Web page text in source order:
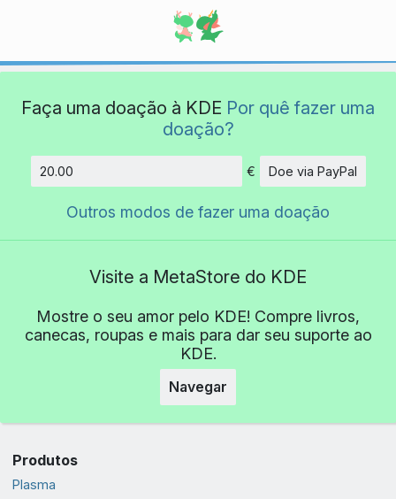
Faça uma doação à KDE Por quê fazer uma
doação?
Quantidade
€ Doe via PayPal
Outros modos de fazer uma doação
Visite a MetaStore do KDE
Mostre o seu amor pelo KDE! Compre livros,
canecas, roupas e mais para dar seu suporte ao
KDE.
Navegar
Produtos
Plasma